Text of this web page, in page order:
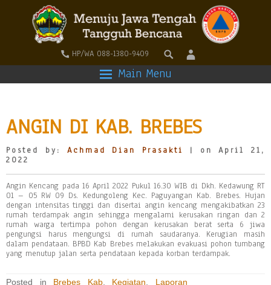
HP/WA 088-1380-9409
Main Menu
ANGIN DI KAB. BREBES
Posted by: Achmad Dian Prasakti
| on April 21,
2022
Angin Kencang pada 16 April 2022 Pukul 16.30 WIB di Dkh. Kedawung RT
01 – 05 RW 09 Ds. Kedungoleng Kec. Paguyangan Kab. Brebes. Hujan
dengan intensitas tinggi dan disertai angin kencang mengakibatkan 23
rumah terdampak angin sehingga mengalami kerusakan ringan dan 2
rumah warga tertimpa pohon dengan kerusakan berat serta 6 jiwa
pengungsi harus mengungsi di rumah saudaranya. Kerugian masih
dalam pendataan. BPBD Kab Brebes melakukan evakuasi pohon tumbang
yang menutup jalan serta pendataan kepada korban terdampak.
Posted in Brebes Kab, Kegiatan
Laporan